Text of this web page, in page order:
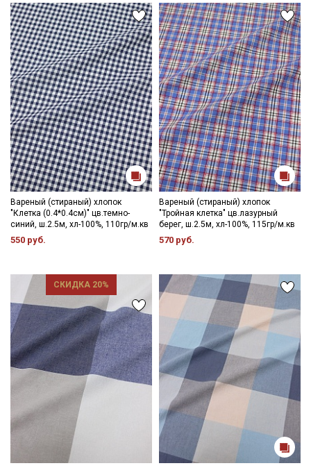
Вареный (стираный) хлопок
"Клетка (0.4*0.4см)" цв.темно-
синий, ш.2.5м, хл-100%, 110гр/м.кв
550 руб.
Вареный (стираный) хлопок
"Тройная клетка" цв.лазурный
берег, ш.2.5м, хл-100%, 115гр/м.кв
570 руб.
СКИДКА 20%